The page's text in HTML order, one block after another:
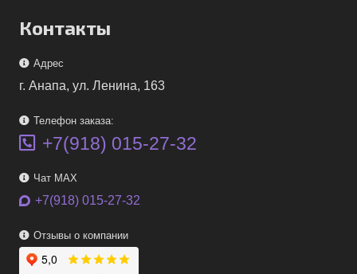
Контакты
Адрес
г. Анапа, ул. Ленина, 163
Телефон заказа:
+7(918) 015-27-32
Чат MAX
+7(918) 015-27-32
Отзывы о компании